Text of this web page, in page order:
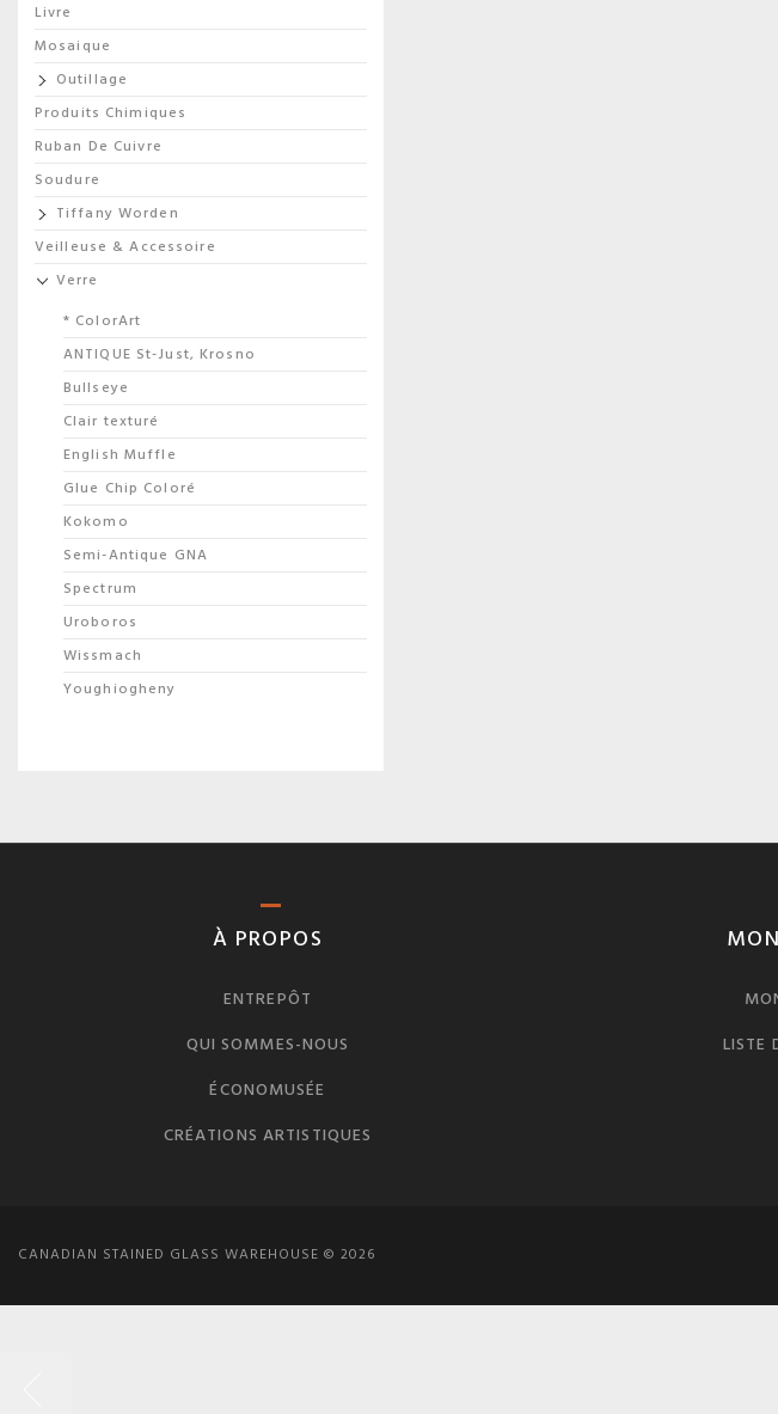
Livre
Mosaique
Outillage
Produits Chimiques
Ruban De Cuivre
Soudure
Tiffany Worden
Veilleuse & Accessoire
Verre
* ColorArt
ANTIQUE St-Just, Krosno
Bullseye
Clair texturé
English Muffle
Glue Chip Coloré
Kokomo
Semi-Antique GNA
Spectrum
Uroboros
Wissmach
Youghiogheny
À PROPOS
ENTREPÔT
QUI SOMMES-NOUS
ÉCONOMUSÉE
CRÉATIONS ARTISTIQUES
LISTE
CANADIAN STAINED GLASS WAREHOUSE © 2026